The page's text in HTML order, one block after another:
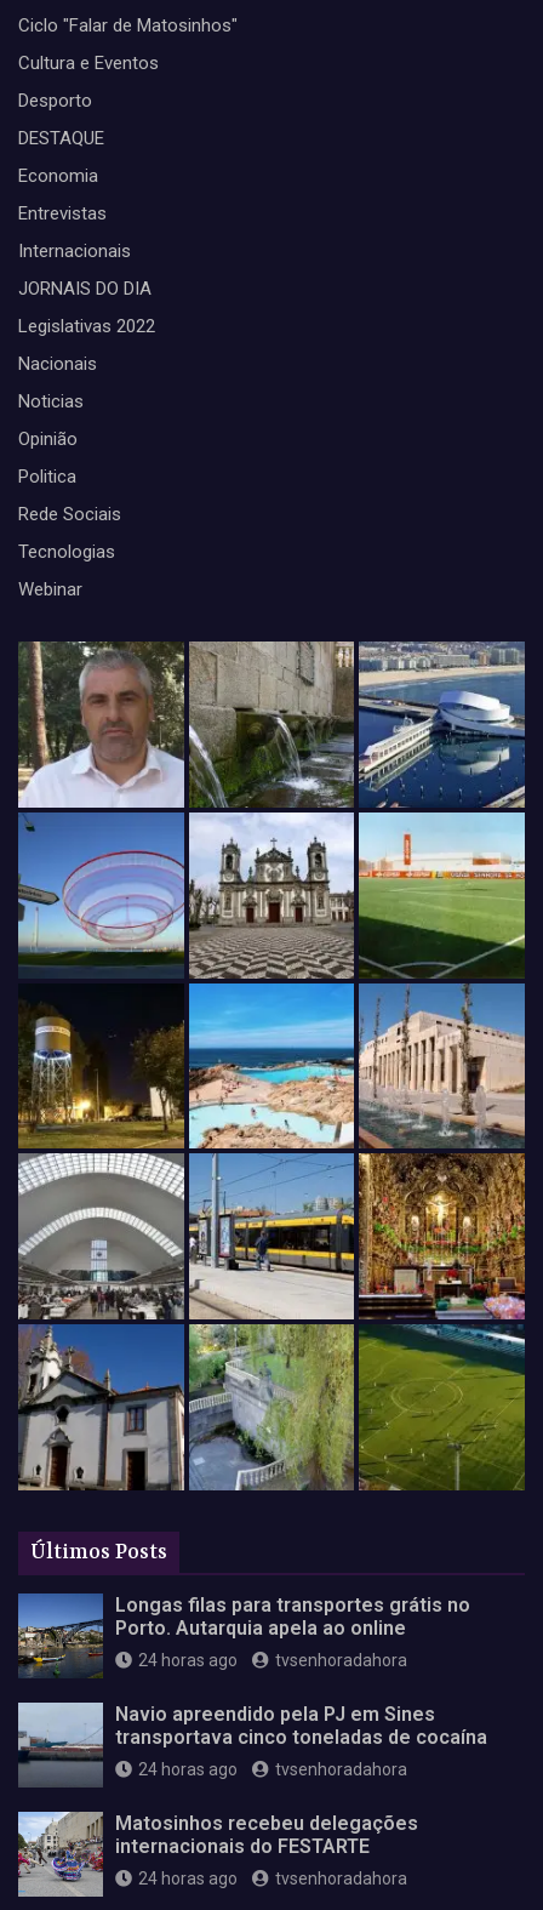
Ciclo "Falar de Matosinhos"
Cultura e Eventos
Desporto
DESTAQUE
Economia
Entrevistas
Internacionais
JORNAIS DO DIA
Legislativas 2022
Nacionais
Noticias
Opinião
Politica
Rede Sociais
Tecnologias
Webinar
Últimos Posts
Longas filas para transportes grátis no
Porto. Autarquia apela ao online
24 horas ago tvsenhoradahora
Navio apreendido pela PJ em Sines
transportava cinco toneladas de cocaína
24 horas ago tvsenhoradahora
Matosinhos recebeu delegações
internacionais do FESTARTE
24 horas ago tvsenhoradahora